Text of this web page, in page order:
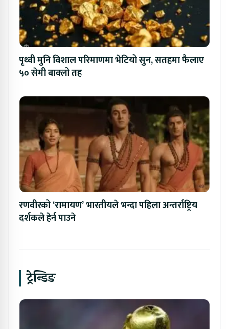
पृथ्वी मुनि विशाल परिमाणमा भेटियो सुन, सतहमा फैलाए
५० सेमी बाक्लो तह
रणवीरको ‘रामायण’ भारतीयले भन्दा पहिला अन्तर्राष्ट्रिय
दर्शकले हेर्न पाउने
ट्रेन्डिङ